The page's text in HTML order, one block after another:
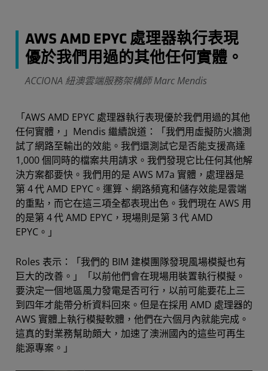
AWS AMD EPYC 處理器執行表現
優於我們用過的其他任何實體。
ACCIONA 紐澳雲端服務架構師 Marc Mendis
「AWS AMD EPYC 處理器執行表現優於我們用過的其他
任何實體，」Mendis 繼續說道：「我們用虛擬防火牆測
試了網路至輸出的效能。我們還測試它是否能支援高達
1,000 個同時的檔案共用請求。我們發現它比任何其他解
決方案都要快。我們用的是 AWS M7a 實體，處理器是
第 4代 AMD EPYC。運算、網路頻寬和儲存效能是雲端
的重點，而它在這三項全都表現出色。我們現在 AWS 用
的是第 4代 AMD EPYC，現場則是第 3代 AMD
EPYC。」
Roles 表示：「我們的 BIM 建模團隊發現風場模擬也有
巨大的改善。」「以前他們會在現場用裝置執行模擬。
要決定一個地區風力發電是否可行，以前可能要花上三
到四年才能帶分析資料回來。但是在採用 AMD 處理器的
AWS 實體上執行模擬軟體，他們在六個月內就能完成。
這真的對業務幫助頗大，加速了澳洲國內的這些可再生
能源專案。」